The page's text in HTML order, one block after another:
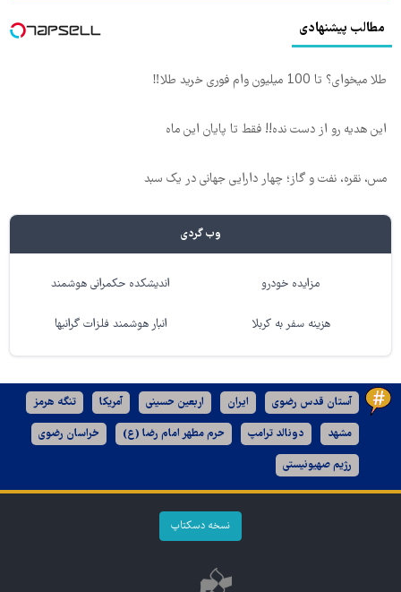
مطالب پیشنهادی
طلا میخوای؟ تا 100 میلیون وام فوری خرید طلا‼️
این هدیه رو از دست نده!! فقط تا پایان این ماه
مس، نقره، نفت و گاز؛ چهار دارایی جهانی در یک سبد
وب گردی
مزایده خودرو اندیشکده حکمرانی هوشمند
هزینه سفر به کربلا انبار هوشمند فلزات گرانبها
آستان قدس رضوی ایران اربعین حسینی آمریکا تنگه هرمز
مشهد دونالد ترامپ حرم مطهر امام رضا (ع) خراسان رضوی
رژیم صهیونیستی
نسخه دسکتاپ